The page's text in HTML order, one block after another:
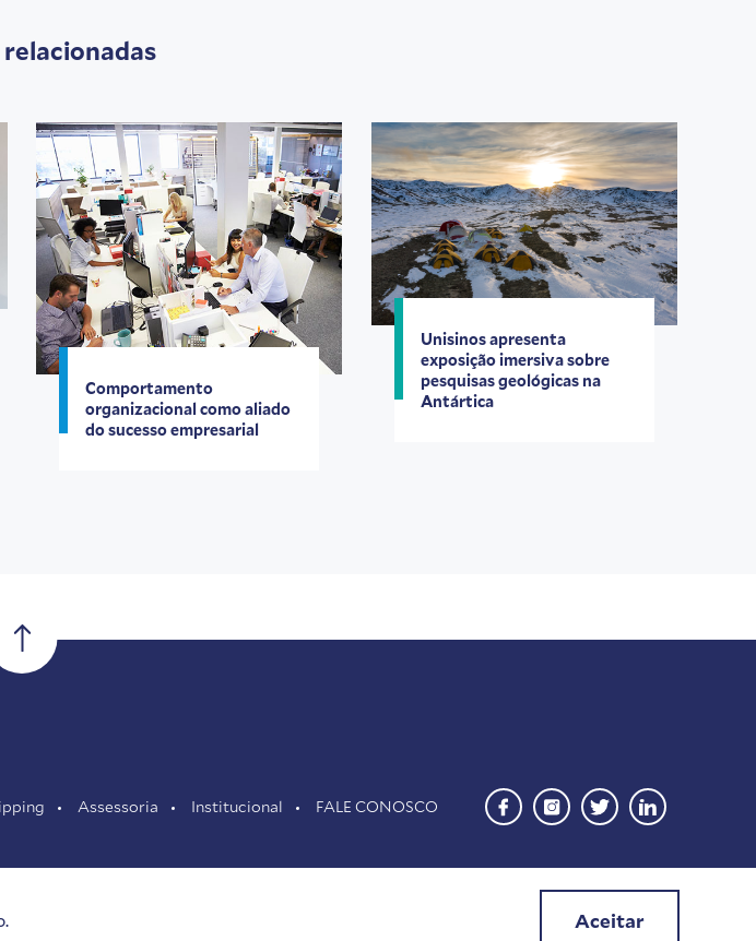
Comportamento
organizacional como aliado
do sucesso empresarial
Unisinos apresenta
exposição imersiva sobre
pesquisas geológicas na
Antártica
Aceitar
Assessoria Institucional FALE CONOSCO